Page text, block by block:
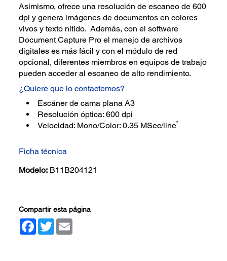
Asimismo, ofrece una resolución de escaneo de 600
dpi y genera imágenes de documentos en colores
vivos y texto nítido. Además, con el software
Document Capture Pro el manejo de archivos
digitales es más fácil y con el módulo de red
opcional, diferentes miembros en equipos de trabajo
pueden acceder al escaneo de alto rendimiento.
¿Quiere que lo contactemos?
Escáner de cama plana A3
Resolución óptica: 600 dpi
Velocidad: Mono/Color: 0.35 MSec/line2
Ficha técnica
Modelo: B11B204121
Compartir esta página
Facebook
Twitter